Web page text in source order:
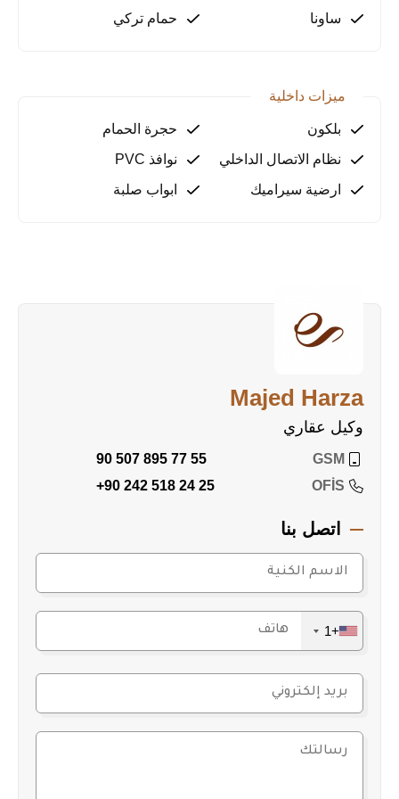
لا تفوّت فرصة امتلاك عقار في أحد أرقى أحياء ألانيا.
ساونا
حمام تركي
ميزات داخلية
بلكون
حجرة الحمام
نظام الاتصال الداخلي
نوافذ PVC
ارضية سيراميك
ابواب صلبة
Majed Harza
وكيل عقاري
GSM
90 507 895 77 55
OFİS
+90 242 518 24 25
اتصل بنا
+1